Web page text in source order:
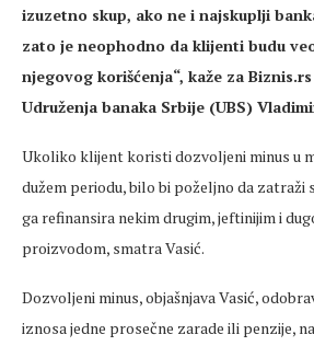
izuzetno skup, ako ne i najskuplji
zato je neophodno da klijenti budu
njegovog korišćenja“, kaže za
Udruženja banaka Srbije (UBS)
Ukoliko klijent koristi dozvoljeni minus u
dužem periodu, bilo bi poželjno da zatraži
ga refinansira nekim drugim, jeftinijim i
proizvodom, smatra Vasić.
Dozvoljeni minus, objašnjava Vasić,
iznosa jedne prosečne zarade ili penzije,